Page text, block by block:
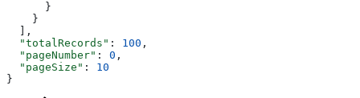
      }
    }
  ],
  "totalRecords"
: 100 ,
  "pageNumber"
: 0 ,
  "pageSize"
: 10
}